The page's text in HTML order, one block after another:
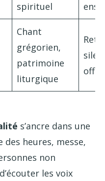
spirituel
Chant
grégorien,
patrimoine
liturgique
s’ancre dans une
heures, messe,
non
les voix